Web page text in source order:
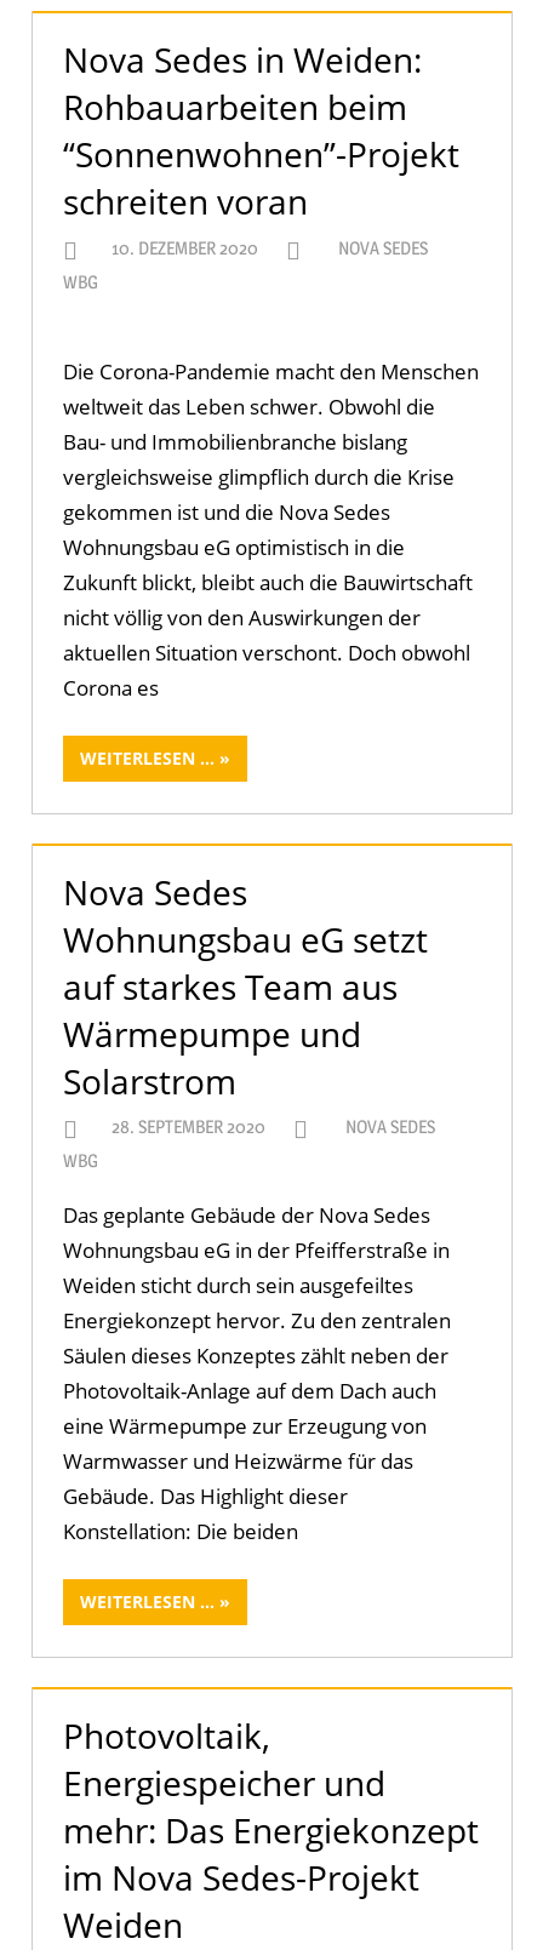
Nova Sedes in Weiden:
Rohbauarbeiten beim
“Sonnenwohnen”-Projekt
schreiten voran
10. DEZEMBER 2020
NOVA SEDES
WBG
Die Corona-Pandemie macht den Menschen
weltweit das Leben schwer. Obwohl die
Bau- und Immobilienbranche bislang
vergleichsweise glimpflich durch die Krise
gekommen ist und die Nova Sedes
Wohnungsbau eG optimistisch in die
Zukunft blickt, bleibt auch die Bauwirtschaft
nicht völlig von den Auswirkungen der
aktuellen Situation verschont. Doch obwohl
Corona es
WEITERLESEN ...
Nova Sedes
Wohnungsbau eG setzt
auf starkes Team aus
Wärmepumpe und
Solarstrom
28. SEPTEMBER 2020
NOVA SEDES
WBG
Das geplante Gebäude der Nova Sedes
Wohnungsbau eG in der Pfeifferstraße in
Weiden sticht durch sein ausgefeiltes
Energiekonzept hervor. Zu den zentralen
Säulen dieses Konzeptes zählt neben der
Photovoltaik-Anlage auf dem Dach auch
eine Wärmepumpe zur Erzeugung von
Warmwasser und Heizwärme für das
Gebäude. Das Highlight dieser
Konstellation: Die beiden
WEITERLESEN ...
Photovoltaik,
Energiespeicher und
mehr: Das Energiekonzept
im Nova Sedes-Projekt
Weiden